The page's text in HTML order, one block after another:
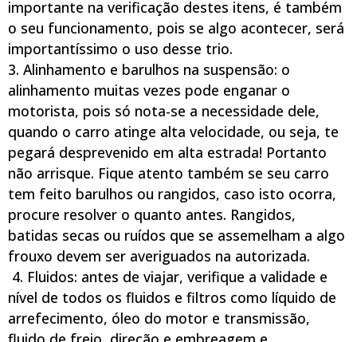
importante na verificação destes itens, é também
o seu funcionamento, pois se algo acontecer, será
importantíssimo o uso desse trio.
3. Alinhamento e barulhos na suspensão: o
alinhamento muitas vezes pode enganar o
motorista, pois só nota-se a necessidade dele,
quando o carro atinge alta velocidade, ou seja, te
pegará desprevenido em alta estrada! Portanto
não arrisque. Fique atento também se seu carro
tem feito barulhos ou rangidos, caso isto ocorra,
procure resolver o quanto antes. Rangidos,
batidas secas ou ruídos que se assemelham a algo
frouxo devem ser averiguados na autorizada.
4. Fluidos: antes de viajar, verifique a validade e
nível de todos os fluidos e filtros como líquido de
arrefecimento, óleo do motor e transmissão,